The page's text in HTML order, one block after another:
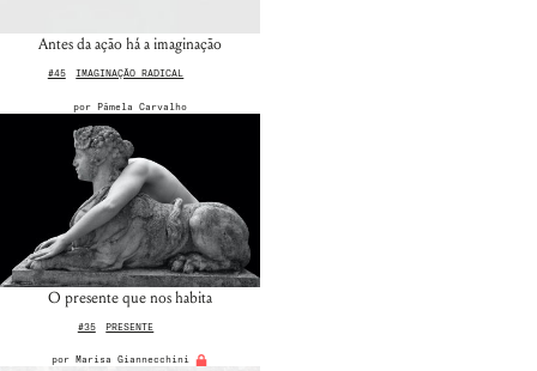
Antes da ação há a imaginação
#45 IMAGINAÇÃO RADICAL
por Pâmela Carvalho
O presente que nos habita
#35 PRESENTE
porMarisa Giannecchini